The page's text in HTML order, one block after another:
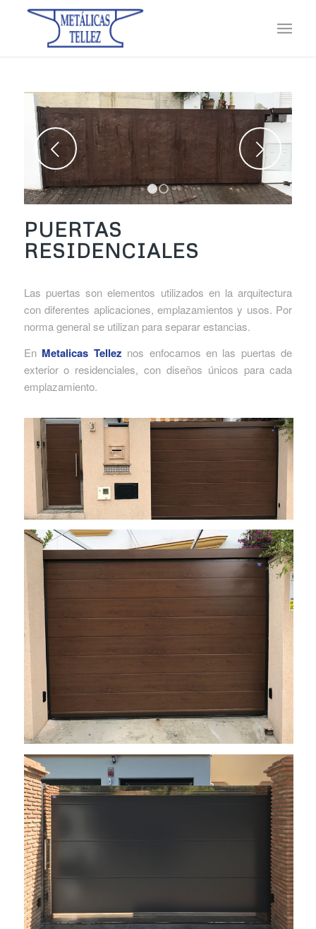
Posterior
2
PUERTAS
RESIDENCIALES
Las puertas son elementos utilizados en la arquitectura
con diferentes aplicaciones, emplazamientos y usos. Por
norma general se utilizan para separar estancias.
En Metalicas Tellez nos enfocamos en las puertas de
exterior o residenciales, con diseños únicos para cada
emplazamiento.